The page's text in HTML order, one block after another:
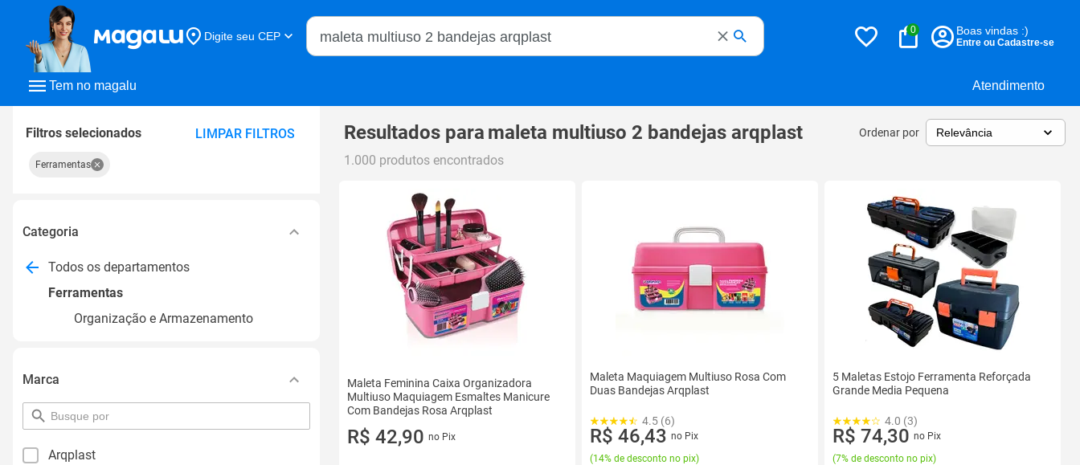
Tem no magalu Atendimento
Digite seu CEP
Buscar no Magalu
0 Boas vindas :)
Entre ou Cadastre-se
Filtros selecionados LIMPAR FILTROS
Ferramentas
Categoria
Todos os departamentos
Ferramentas
Organização e Armazenamento
Marca
pesquisar
por
Arqplast
Resultados para maleta multiuso 2 bandejas arqplast Ordenar por
1.000 produtos encontrados
Maleta Feminina Caixa Organizadora
Multiuso Maquiagem Esmaltes Manicure
Com Bandejas Rosa Arqplast
R$ 42,90 no Pix
Maleta Maquiagem Multiuso Rosa Com
Duas Bandejas Arqplast
4.5 (6)
R$ 46,43 no Pix
(14% de desconto no pix)
5 Maletas Estojo Ferramenta Reforçada
Grande Media Pequena
4.0 (3)
R$ 74,30 no Pix
(7% de desconto no pix)